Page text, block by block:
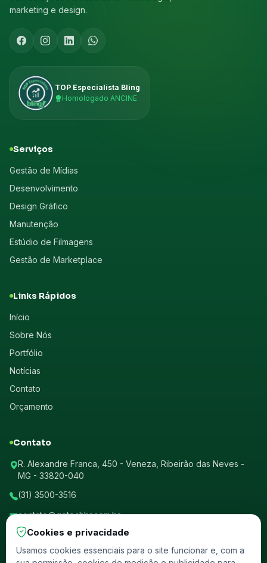
marketing e design.
TOP Especialista Bling
Homologado ANCINE
Serviços
Gestão de Mídias
Desenvolvimento
Design Gráfico
Manutenção
Estúdio de Filmagens
Gestão de Marketplace
Links Rápidos
Início
Sobre Nós
Portfólio
Notícias
Contato
Orçamento
Contato
R. Alexandre Franca, 450 - Veneza, Ribeirão das Neves -
MG - 33820-040
(31) 3500-3516
contato@gotechbr.com.br
CNPJ: 28.347.294/0001-41
Cookies e privacidade
Usamos cookies essenciais para o site funcionar e, com a